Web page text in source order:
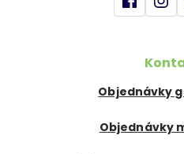
Objednávky
Objednávky